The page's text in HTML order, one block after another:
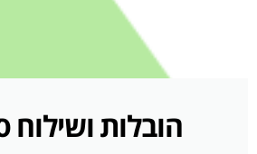
הובלות ושילוח